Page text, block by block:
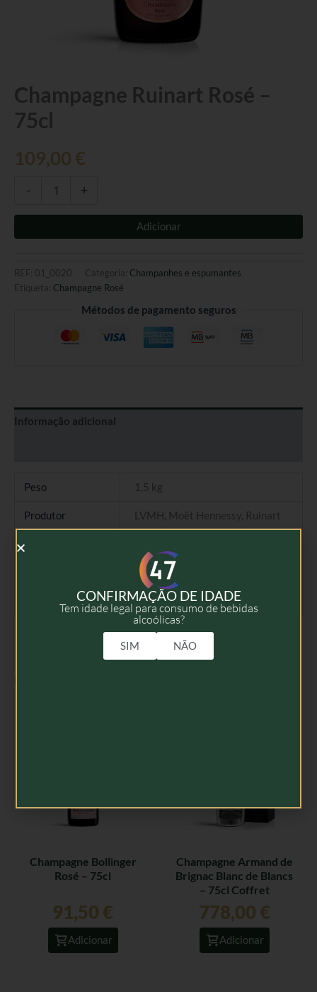
Champagne Ruinart Rosé –
75cl
109,00 €
-
Quantidade
de
Champagne
Ruinart
-
+
Adicionar
REF: 01_0020 Categoria: Champanhes e espumantes
Etiqueta: Champagne Rosé
Métodos de pagamento seguros
Informação adicional
Peso 1,5 kg
Produtor LVMH, Moët Hennessy, Ruinart
Tipo
NV
75cl
Champagne Bollinger
Rosé – 75cl
91,50 €
Adicionar
Champagne Armand de
Brignac Blanc de Blancs
– 75cl Coffret
778,00 €
Adicionar
CONFIRMAÇÃO DE IDADE
Tem idade legal para consumo de bebidas
alcoólicas?
SIM NÃO